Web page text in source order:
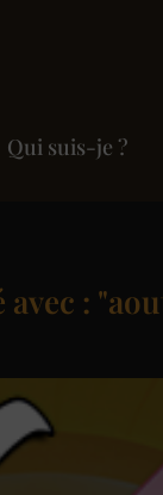
Qui suis-je ?
: